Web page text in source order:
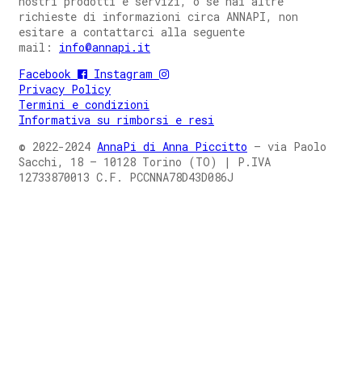
richieste di informazioni circa ANNAPI, non
esitare a contattarci alla seguente
mail: info@annapi.it
Facebook
Instagram
Privacy Policy
Termini e condizioni
Informativa su rimborsi e resi
© 2022-2024 AnnaPi di Anna Piccitto – via Paolo
Sacchi, 18 – 10128 Torino (TO) | P.IVA
12733870013 C.F. PCCNNA78D43D086J